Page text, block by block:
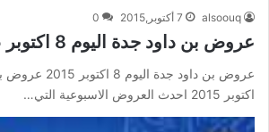
alsoouq 7 أكتوبر,2015 0
عروض بن داود جدة اليوم 8 اكتوبر 2015
اكتوبر 2015 احدث العروض الاسبوعية التي…